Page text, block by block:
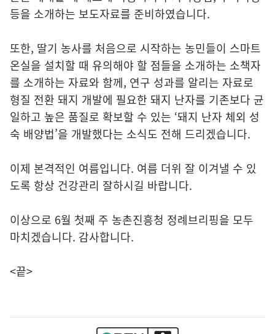
등을 소개하는 보도자료를 준비하였습니다.
또한, 딸기 농사를 처음으로 시작하는 농민들이 스마트
온실을 설치할 때 유의해야 할 점들을 소개하는 소책자
를 소개하는 자료와 함께, 연구 성과를 알리는 자료로
형질 전환 돼지 개발에 필요한 돼지 난자를 기존보다 균
일하고 높은 품질로 확보할 수 있는 ‘돼지 난자 체외 성
숙 배양법’을 개발했다는 소식도 전해 드리겠습니다.
이제 본격적인 여름입니다. 여름 더위 잘 이겨낼 수 있
도록 항상 건강관리 잘하시길 바랍니다.
이상으로 6월 첫째 주 농촌진흥청 정례브리핑을 모두
마치겠습니다. 감사합니다.
<끝>